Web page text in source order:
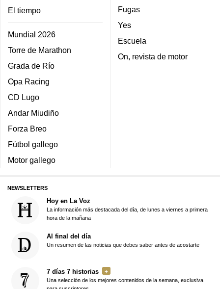
El tiempo
Mundial 2026
Torre de Marathon
Grada de Río
Opa Racing
CD Lugo
Andar Miudiño
Forza Breo
Fútbol gallego
Motor gallego
Fugas
Yes
Escuela
On, revista de motor
NEWSLETTERS
Hoy en La Voz
La información más destacada del día, de lunes a viernes a primera
hora de la mañana
Al final del día
Un resumen de las noticias que debes saber antes de acostarte
7 días 7 historias
Una selección de los mejores contenidos de la semana, exclusiva